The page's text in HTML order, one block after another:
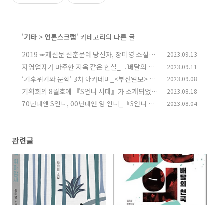
'기타 > 언론스크랩' 카테고리의 다른 글
2019 국제신문 신춘문예 당선자, 장미영 소설가
의「사려니 숲의 휘파람새」 (0)
2023.09.13
자영업자가 마주한 지옥 같은 현실_『배달의 천
국』뉴시스, 한국일보, 서울신문, 경향신문, 한겨
레21, 기획회의 591호 언론 소개
(1)
2023.09.11
‘기후위기와 문학’ 3차 아카데미_<부산일보> 소
개
(0)
2023.09.08
기획회의 8월호에 『S언니 시대』가 소개되었습
니다! (0)
2023.08.18
70년대엔 S언니, 00년대엔 양 언니_『S언니 시
2023.08.04
관련글